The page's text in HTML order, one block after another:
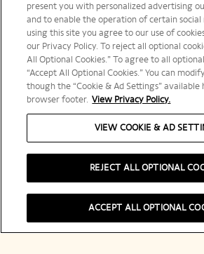
Shop Now
present you with personalized advertising
and to enable the operation of certain social
using this site you agree to our use of
our Privacy Policy. To reject all optional
All Optional Cookies.” To agree to all
“Accept All Optional Cookies.” You can
though the “Cookie & Ad Settings” available
browser footer. View Privacy Policy.
VIEW COOKIE & AD
REJECT ALL OPTIONAL
ACCEPT ALL OPTIONAL